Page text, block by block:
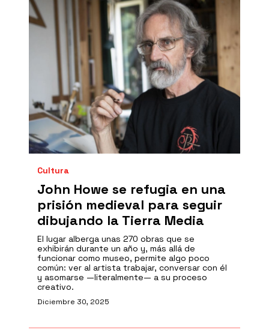
Cultura
John Howe se refugia en una
prisión medieval para seguir
dibujando la Tierra Media
El lugar alberga unas 270 obras que se
exhibirán durante un año y, más allá de
funcionar como museo, permite algo poco
común: ver al artista trabajar, conversar con él
y asomarse —literalmente— a su proceso
creativo.
Diciembre 30, 2025